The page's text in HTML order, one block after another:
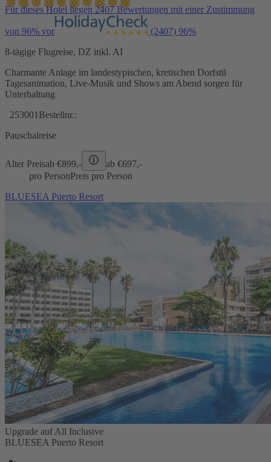
Für dieses Hotel liegen 2407 Bewertungen mit einer Zustimmung
von 96% vor (2407) 96%
8-tägige Flugreise, DZ inkl. AI
Charmante Anlage im landestypischen, kretischen Dorfstil
Tagesanimation, Live-Musik und Shows am Abend sorgen für
Unterhaltung
253001 Bestellnr.:
Pauschalreise
Alter Preisab €899,- ab €697,-
pro PersonPreis pro Person
BLUESEA Puerto Resort
Upgrade auf All Inclusive
BLUESEA Puerto Resort